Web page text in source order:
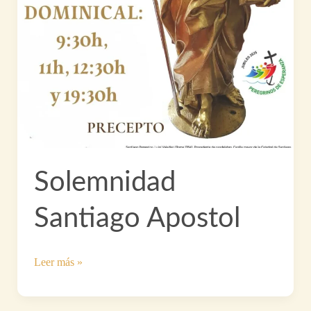
Solemnidad
Santiago Apostol
Solemnidad
Apostol
Leer más »